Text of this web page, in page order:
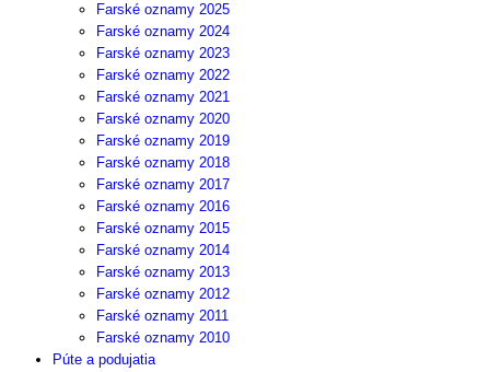
Farské oznamy 2025
Farské oznamy 2024
Farské oznamy 2023
Farské oznamy 2022
Farské oznamy 2021
Farské oznamy 2020
Farské oznamy 2019
Farské oznamy 2018
Farské oznamy 2017
Farské oznamy 2016
Farské oznamy 2015
Farské oznamy 2014
Farské oznamy 2013
Farské oznamy 2012
Farské oznamy 2011
Farské oznamy 2010
Púte a podujatia